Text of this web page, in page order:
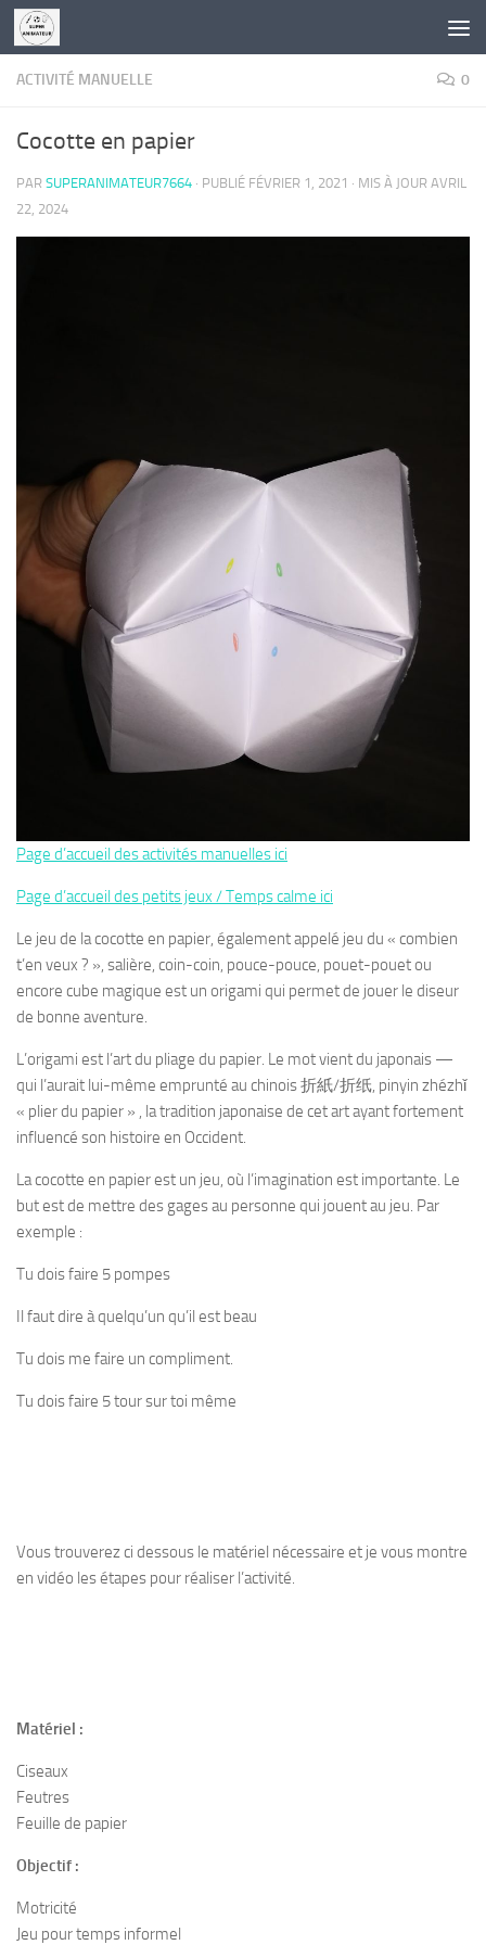
Skip to content
ACTIVITÉ MANUELLE 0
Cocotte en papier
PAR SUPERANIMATEUR7664 · PUBLIÉ FÉVRIER 1, 2021 · MIS À JOUR AVRIL
22, 2024
Page d’accueil des activités manuelles ici
Page d’accueil des petits jeux / Temps calme ici
Le jeu de la cocotte en papier, également appelé jeu du « combien
t’en veux ? », salière, coin-coin, pouce-pouce, pouet-pouet ou
encore cube magique est un origami qui permet de jouer le diseur
de bonne aventure.
L’origami est l’art du pliage du papier. Le mot vient du japonais —
qui l’aurait lui-même emprunté au chinois 折紙/折纸, pinyin zhézhǐ
« plier du papier » , la tradition japonaise de cet art ayant fortement
influencé son histoire en Occident.
La cocotte en papier est un jeu, où l’imagination est importante. Le
but est de mettre des gages au personne qui jouent au jeu. Par
exemple :
Tu dois faire 5 pompes
Il faut dire à quelqu’un qu’il est beau
Tu dois me faire un compliment.
Tu dois faire 5 tour sur toi même
Vous trouverez ci dessous le matériel nécessaire et je vous montre
en vidéo les étapes pour réaliser l’activité.
Matériel :
Ciseaux
Feutres
Feuille de papier
Objectif :
Motricité
Jeu pour temps informel